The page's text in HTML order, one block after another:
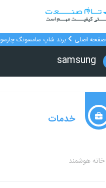
صفحه اصلی برند شاپ سامسونگ چارسو
samsung
خدمات
خانه هوشمند